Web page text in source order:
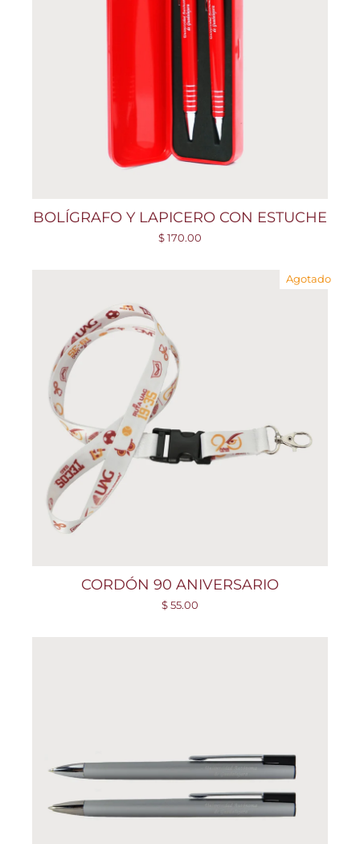
BOLÍGRAFO Y LAPICERO CON ESTUCHE
$ 170.00
Agotado
CORDÓN 90 ANIVERSARIO
$ 55.00